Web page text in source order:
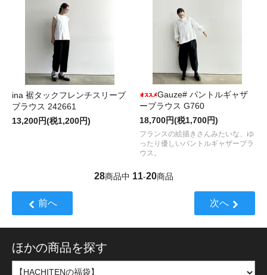
ina 裾タックフレンチスリーブ
ブラウス 242661
13,200円(税1,200円)
Gauze# パントルギャザ
ーブラウス G760
18,700円(税1,700円)
フランスの絵描きさんみたいな、ゆ
ったり優しいパントルギャザーブラ
ウス。
28商品中 11-20商品
前へ 次へ
ほかの商品を探す